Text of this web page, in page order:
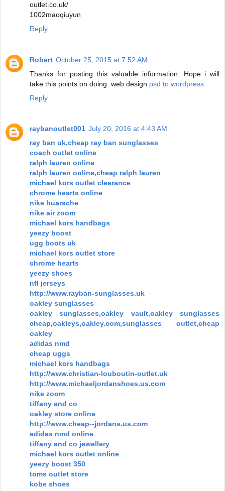
outlet.co.uk/
1002maoqiuyun
Reply
Robert October 25, 2015 at 7:52 AM
Thanks for posting this valuable information. Hope i will
take this points on doing .web design psd to wordpress
Reply
raybanoutlet001 July 20, 2016 at 4:43 AM
ray ban uk,cheap ray ban sunglasses
coach outlet online
ralph lauren online
ralph lauren online,cheap ralph lauren
michael kors outlet clearance
chrome hearts online
nike huarache
nike air zoom
michael kors handbags
yeezy boost
ugg boots uk
michael kors outlet store
chrome hearts
yeezy shoes
nfl jerseys
http://www.rayban-sunglasses.uk
oakley sunglasses
oakley sunglasses,oakley vault,oakley sunglasses
cheap,oakleys,oakley.com,sunglasses outlet,cheap
oakley
adidas nmd
cheap uggs
michael kors handbags
http://www.christian-louboutin-outlet.uk
http://www.michaeljordanshoes.us.com
nike zoom
tiffany and co
oakley store online
http://www.cheap--jordans.us.com
adidas nmd online
tiffany and co jewellery
michael kors outlet online
yeezy boost 350
toms outlet store
kobe shoes